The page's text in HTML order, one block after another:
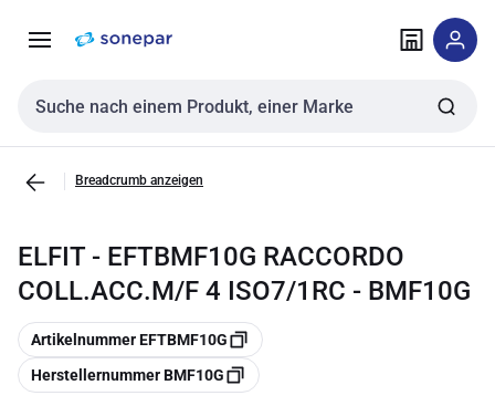
NavigationInhalt
Sucheingabe
Breadcrumb anzeigen
ELFIT - EFTBMF10G RACCORDO
COLL.ACC.M/F 4 ISO7/1RC - BMF10G
Kopieren
Artikelnummer EFTBMF10G
Kopieren
Herstellernummer BMF10G